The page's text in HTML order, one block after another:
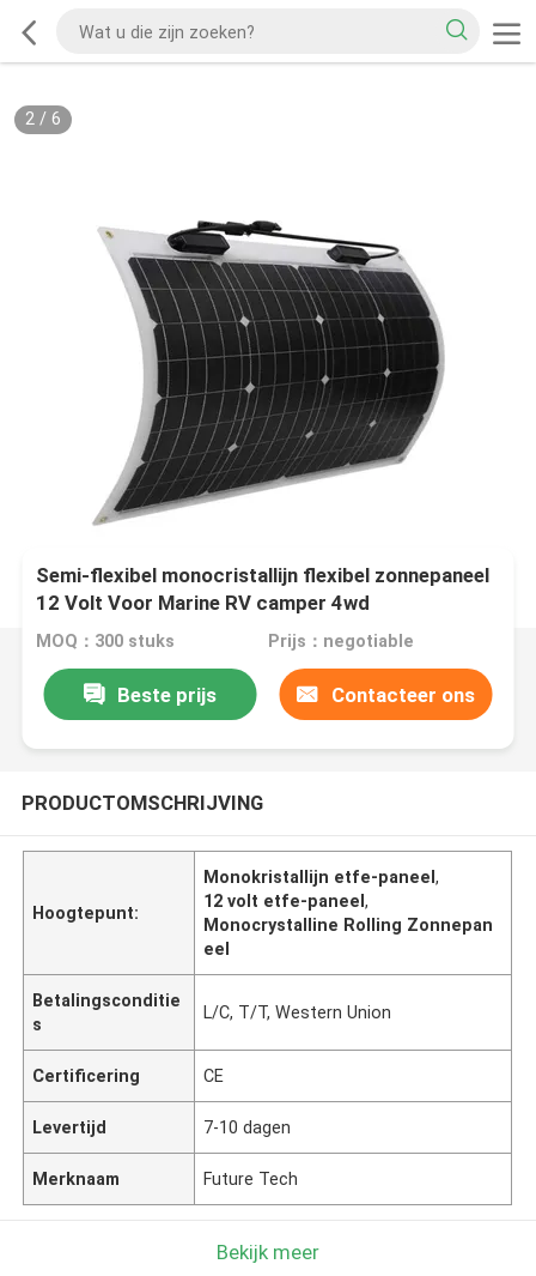
2/ 6
Semi-flexibel monocristallijn flexibel zonnepaneel
12 Volt Voor Marine RV camper 4wd
MOQ：300 stuks Prijs：negotiable
Beste prijs Contacteer ons
PRODUCTOMSCHRIJVING
Hoogtepunt:
Monokristallijn etfe-paneel,
12 volt etfe-paneel,
Monocrystalline Rolling Zonnepan
eel
Betalingsconditie
s
L/C, T/T, Western Union
Certificering CE
Levertijd 7-10 dagen
Merknaam Future Tech
Bekijk meer